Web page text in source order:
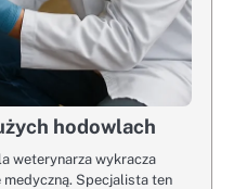
hodowlach
weterynarza wykracza
Specjalista ten